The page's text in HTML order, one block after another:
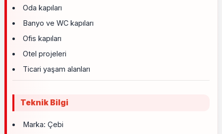
Oda kapıları
Banyo ve WC kapıları
Ofis kapıları
Otel projeleri
Ticari yaşam alanları
Teknik Bilgi
Marka: Çebi